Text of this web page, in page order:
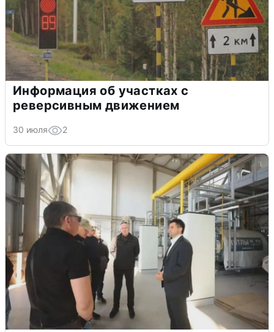
Информация об участках с
реверсивным движением
30 июля 2